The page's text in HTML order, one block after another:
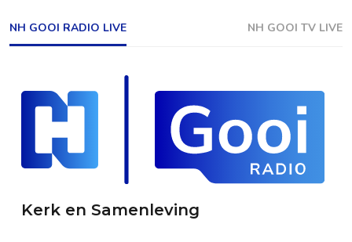
NH GOOI RADIO LIVE NH GOOI TV LIVE
Kerk en Samenleving